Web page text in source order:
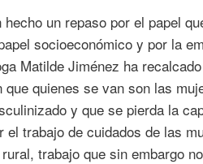
un repaso por el papel
socioeconómico y por la
Matilde Jiménez ha
quienes se van son las
y que se pierda la
el trabajo de cuidados de las
trabajo que sin embargo